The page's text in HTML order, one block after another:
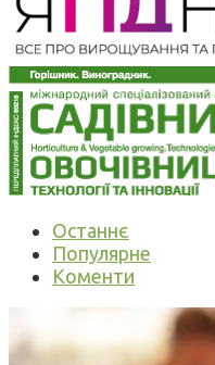
Останнє
Популярне
Коменти